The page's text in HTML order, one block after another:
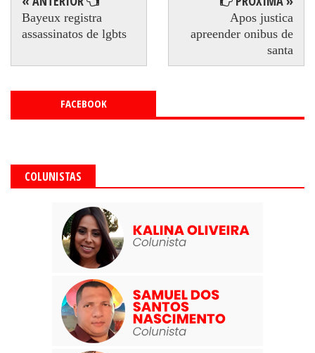
Bayeux registra
assassinatos de lgbts
Apos justica
apreender onibus de
santa
FACEBOOK
COLUNISTAS